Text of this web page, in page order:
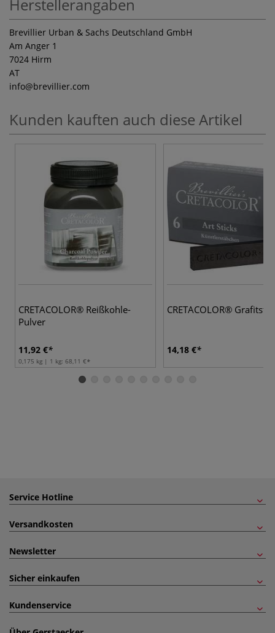
Herstellerangaben
Brevillier Urban & Sachs Deutschland GmbH
Am Anger 1
7024 Hirm
AT
info@brevillier.com
Kunden kauften auch diese Artikel
CRETACOLOR® Reißkohle-
Pulver
11,92 €
0,175 kg | 1 kg: 68,11 €
CRETACOLOR®
14,18 €
Service Hotline
Versandkosten
Newsletter
Sicher einkaufen
Kundenservice